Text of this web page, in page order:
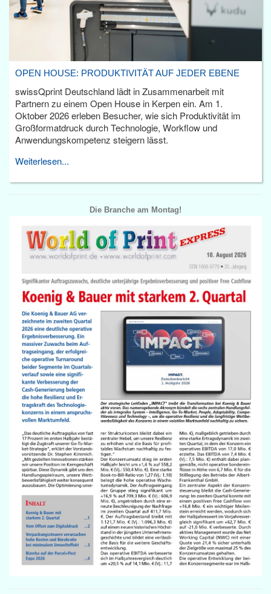
OPEN HOUSE: PRODUKTIVITÄT AUF JEDER EBENE
swissQprint Deutschland lädt in Zusammenarbeit mit
Partnern zu einem Open House in Kerpen ein. Am 1.
Oktober 2026 erleben Besucher, wie sich Produktivität im
Großformatdruck durch Technologie, Workflow und
Anwendungskompetenz steigern lässt.
Weiterlesen...
Die Branche am Montag!